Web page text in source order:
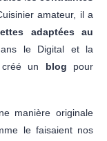
amateur, il a
adaptées au
le Digital et la
créé un blog pour
manière originale
le faisaient nos